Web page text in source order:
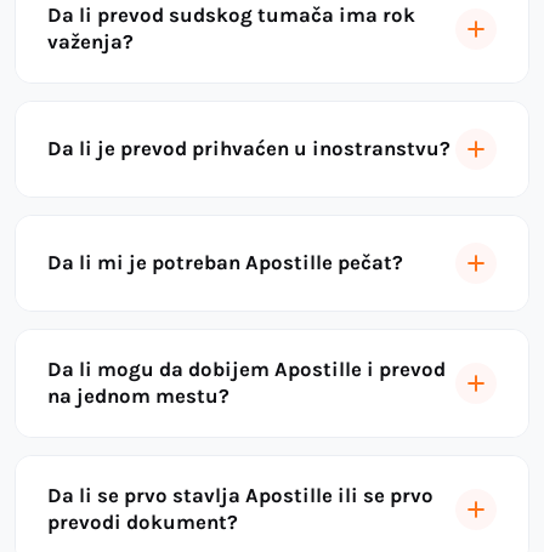
Da li prevod sudskog tumača ima rok
važenja?
Da li je prevod prihvaćen u inostranstvu?
Da li mi je potreban Apostille pečat?
Da li mogu da dobijem Apostille i prevod
na jednom mestu?
Da li se prvo stavlja Apostille ili se prvo
prevodi dokument?